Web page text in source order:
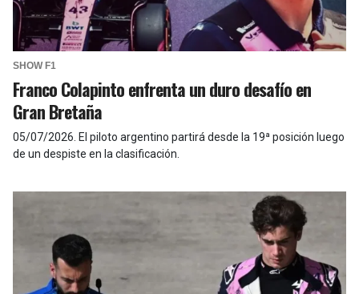
SHOW F1
Franco Colapinto enfrenta un duro desafío en
Gran Bretaña
05/07/2026 El piloto argentino partirá desde la 19ª posición luego
de un despiste en la clasificación.